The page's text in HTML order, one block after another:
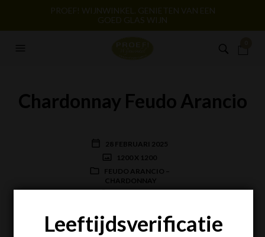
PROEF! WIJNWINKEL. GENIETEN VAN EEN
GOED GLAS WIJN
Chardonnay Feudo Arancio
28 FEBRUARI 2025
1200 X 1200
FEUDO ARANCIO –
CHARDONNAY
Leeftijdsverificatie